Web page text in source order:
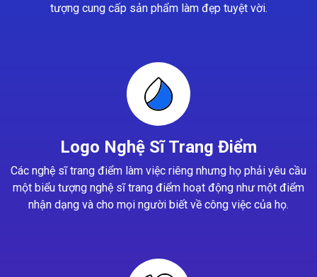
tượng cung cấp sản phẩm làm đẹp tuyệt vời.
Logo Nghệ Sĩ Trang Điểm
Các nghệ sĩ trang điểm làm việc riêng nhưng họ phải yêu cầu
một biểu tượng nghệ sĩ trang điểm hoạt động như một điểm
nhận dạng và cho mọi người biết về công việc của họ.